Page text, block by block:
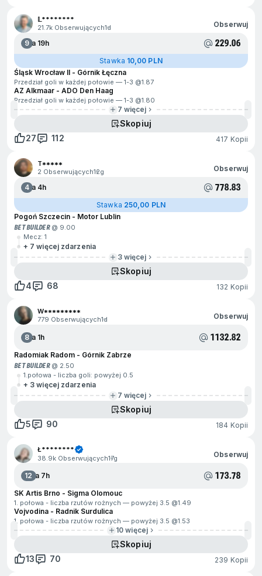
𝕃********
21.7k Obserwujących1d Obserwuj
9Za 19h 229.06
Stawka 10,00 PLN
Śląsk Wrocław II - Górnik Łęczna
Przedział goli w każdej połowie — 1-3 @1.87
AZ Alkmaar - ADO Den Haag
Przedział goli w każdej połowie — 1-3 @1.80
7 więcej
Skopiuj
27
112 417 Kopii
T*****
2 Obserwujących12g Obserwuj
4Za 4h 778.83
Stawka 250,00 PLN
Pogoń Szczecin - Motor Lublin
BET BUILDER@ 9.00
Mecz: 1
+ 7 więcej zdarzenia
3 więcej
Skopiuj
4
68 132 Kopii
W*********
779 Obserwujących1d Obserwuj
8Za 1h 1132.82
Radomiak Radom - Górnik Zabrze
BET BUILDER@ 2.50
1.połowa - liczba goli: powyżej 0.5
+ 3 więcej zdarzenia
7 więcej
Skopiuj
5
90 184 Kopii
Ł********
38.9k Obserwujących17g Obserwuj
12Za 7h 173.78
SK Artis Brno - Sigma Olomouc
1. połowa - liczba rzutów rożnych — powyżej 3.5 @1.49
Vojvodina - Radnik Surdulica
1. połowa - liczba rzutów rożnych — powyżej 3.5 @1.53
10 więcej
Skopiuj
13
70 239 Kopii